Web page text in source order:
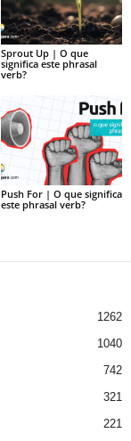
Sprout Up | O que
significa este phrasal
verb?
Push For | O que significa
este phrasal verb?
1262
1040
742
321
221